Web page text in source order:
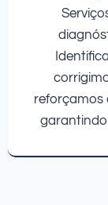
reforçamos